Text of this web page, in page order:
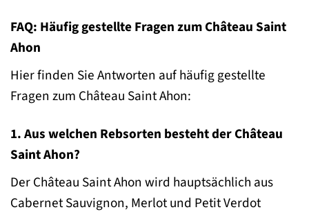
FAQ: Häufig gestellte Fragen zum Château Saint
Ahon
Hier finden Sie Antworten auf häufig gestellte
Fragen zum Château Saint Ahon:
1. Aus welchen Rebsorten besteht der Château
Saint Ahon?
Der Château Saint Ahon wird hauptsächlich aus
Cabernet Sauvignon, Merlot und Petit Verdot